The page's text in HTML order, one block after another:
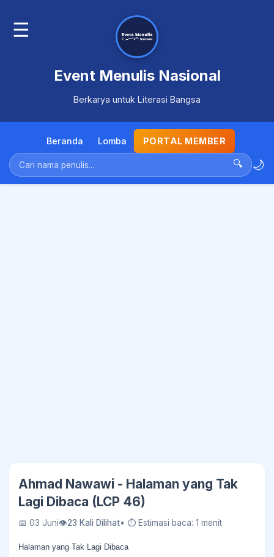
☰
Event Menulis Nasional
Berkarya untuk Literasi Bangsa
Beranda Lomba PORTAL MEMBER
🔍 🌙
Ahmad Nawawi - Halaman yang Tak
Lagi Dibaca (LCP 46)
📅 03 Juni👁23 Kali Dilihat• ⏱ Estimasi baca: 1 menit
Halaman yang Tak Lagi Dibaca